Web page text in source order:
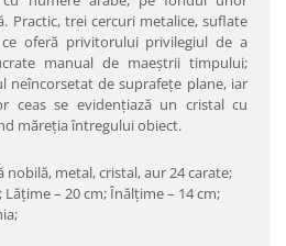
Practic, trei cercuri metalice, suflate
oferă privitorului privilegiul de a
manual de maeştrii timpului;
neîncorsetat de suprafeţe plane, iar
ceas se evidenţiază un cristal cu
măreţia întregului obiect.
nobilă, metal, cristal, aur 24 carate;
– 20 cm; Înălţime – 14 cm;